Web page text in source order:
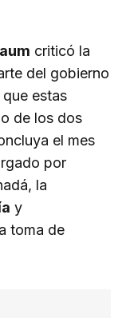
criticó la
del gobierno
estas
de los dos
el mes
por
la
y
toma de